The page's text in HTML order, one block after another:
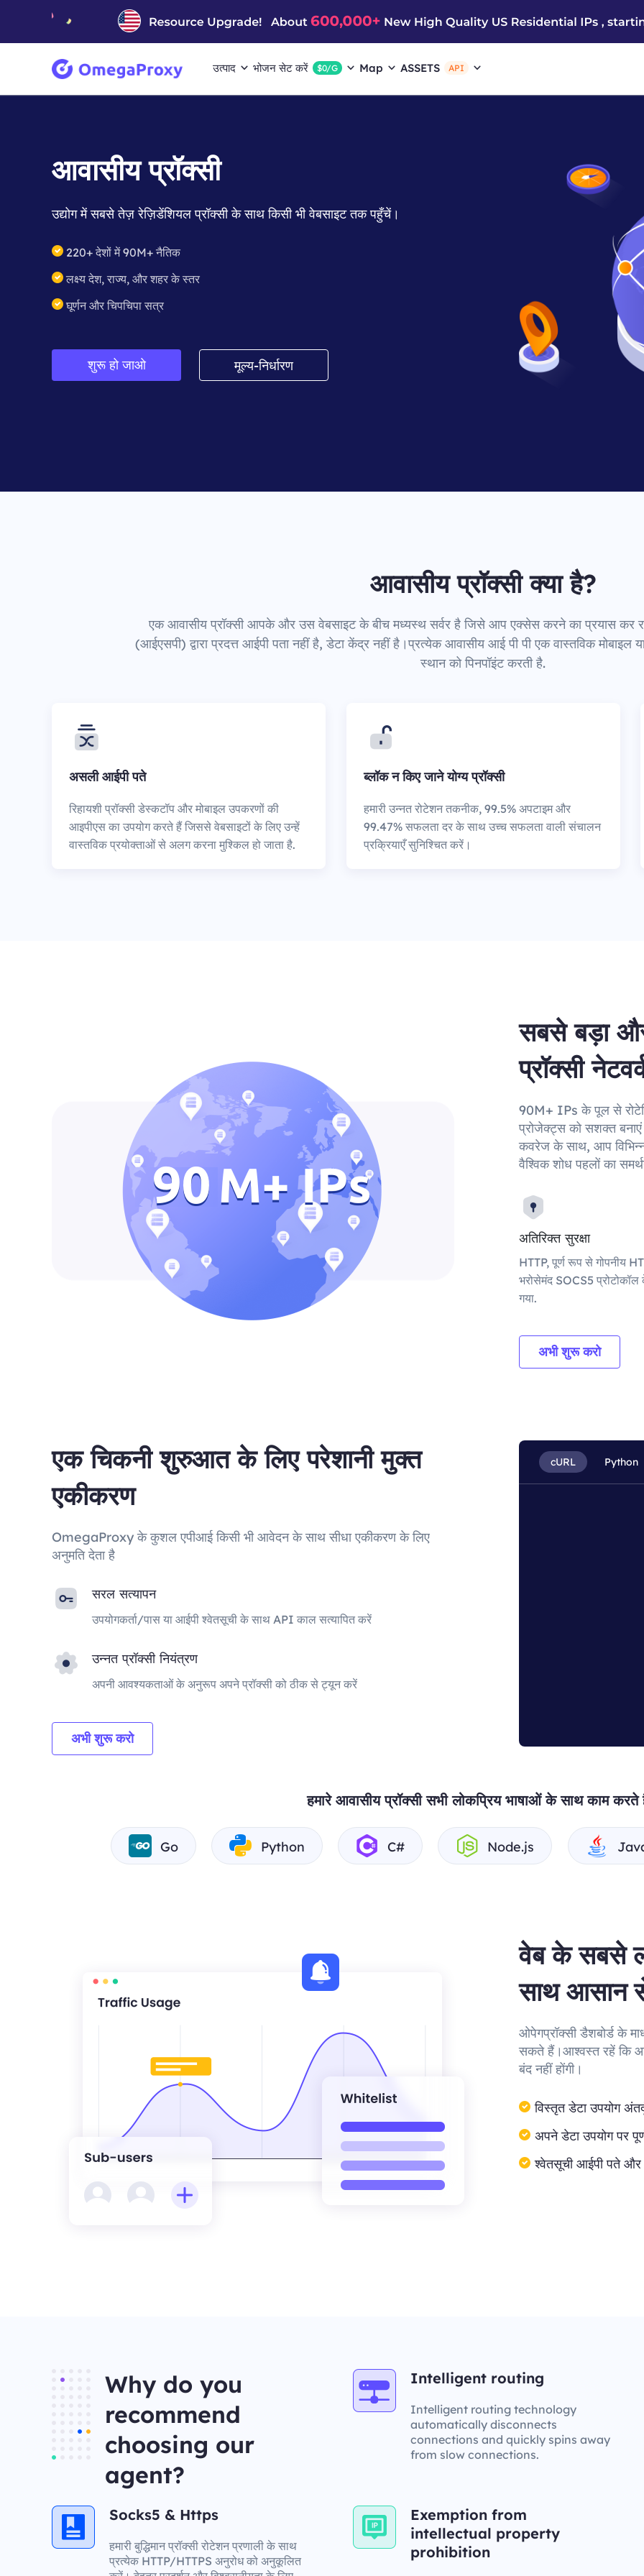
उत्पाद भोजन सेट करें $0/G Map ASSETS API
आवासीय प्रॉक्सी
उद्योग में सबसे तेज़ रेज़िडेंशियल प्रॉक्सी के साथ किसी भी वेबसाइट तक पहुँचें।
220+ देशों में 90M+ नैतिक
लक्ष्य देश, राज्य, और शहर के स्तर
घूर्णन और चिपचिपा सत्र
शुरू हो जाओ मूल्य-निर्धारण
आवासीय प्रॉक्सी क्या है?
एक आवासीय प्रॉक्सी आपके और उस वेबसाइट के बीच मध्यस्थ सर्वर है जिसे आप एक्सेस करने का प्रयास कर
(आईएसपी) द्वारा प्रदत्त आईपी पता नहीं है, डेटा केंद्र नहीं है।प्रत्येक आवासीय आई पी पी एक वास्तविक मोबाइल
स्थान को पिनपॉइंट करती है.
असली आईपी पते
रिहायशी प्रॉक्सी डेस्कटॉप और मोबाइल उपकरणों की
आइपीएस का उपयोग करते हैं जिससे वेबसाइटों के लिए उन्हें
वास्तविक प्रयोक्ताओं से अलग करना मुश्किल हो जाता है.
ब्लॉक न किए जाने योग्य प्रॉक्सी
हमारी उन्नत रोटेशन तकनीक, 99.5% अपटाइम और
99.47% सफलता दर के साथ उच्च सफलता वाली संचालन
प्रक्रियाएँ सुनिश्चित करें।
सबसे बड़ा
प्रॉक्सी
90M+ IPs के पूल से
प्रोजेक्ट्स को सशक्त
कवरेज के साथ, आप
वैश्विक शोध पहलों का
अतिरिक्त सुरक्षा
HTTP, पूर्ण रूप से गोपनीय
भरोसेमंद SOCS5 प्रोटोकॉल
गया.
अभी शुरू करो
एक चिकनी शुरुआत के लिए परेशानी मुक्त
एकीकरण
OmegaProxy के कुशल एपीआई किसी भी आवेदन के साथ सीधा एकीकरण के लिए
अनुमति देता है
सरल सत्यापन
उपयोगकर्ता/पास या आईपी श्वेतसूची के साथ API काल सत्यापित करें
उन्नत प्रॉक्सी नियंत्रण
अपनी आवश्यकताओं के अनुरूप अपने प्रॉक्सी को ठीक से ट्यून करें
अभी शुरू करो
cURL Python
हमारे आवासीय प्रॉक्सी सभी लोकप्रिय भाषाओं के साथ काम करते
Go Python C# Node.js
वेब के सबसे
साथ आसान
ओपेगप्रॉक्सी डैशबोर्ड के
सकते हैं।आश्वस्त रहें कि
बंद नहीं होंगी।
विस्तृत डेटा उपयोग
अपने डेटा उपयोग पर
श्वेतसूची आईपी पते
Why do you
recommend
choosing our
agent?
Intelligent routing
Intelligent routing technology
automatically disconnects
connections and quickly spins away
from slow connections.
Socks5 & Https
हमारी बुद्धिमान प्रॉक्सी रोटेशन प्रणाली के साथ
प्रत्येक HTTP/HTTPS अनुरोध को अनुकूलित
Exemption from
intellectual property
prohibition